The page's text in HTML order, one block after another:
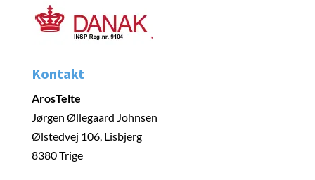
Kontakt
ArosTelte
Jørgen Øllegaard Johnsen
Ølstedvej 106, Lisbjerg
8380 Trige